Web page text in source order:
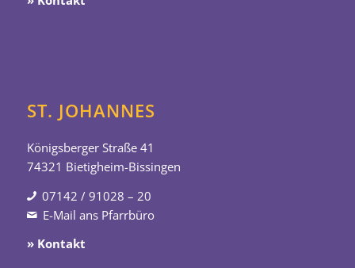
ST. JOHANNES
Königsberger Straße 41
74321 Bietigheim-Bissingen
07142 / 91028 – 20
E-Mail ans Pfarrbüro
» Kontakt